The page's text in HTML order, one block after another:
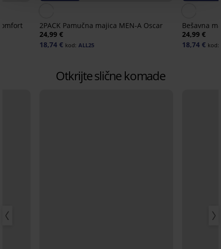
2PACK Pamučna majica MEN-A Oscar
24,99 €
18,74 € kod: ALL25
Bešavna
24,99 €
18,74 € kod:
Otkrijte slične komade